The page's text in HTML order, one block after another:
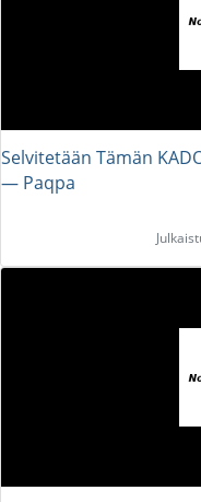
Selvitetään Tämän
― Paqpa